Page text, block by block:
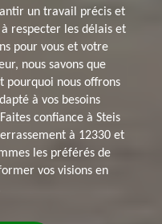
un travail précis et
respecter les délais et
pour vous et votre
nous savons que
pourquoi nous offrons
à vos besoins
confiance à Steis
à 12330 et
les préférés de
vos visions en